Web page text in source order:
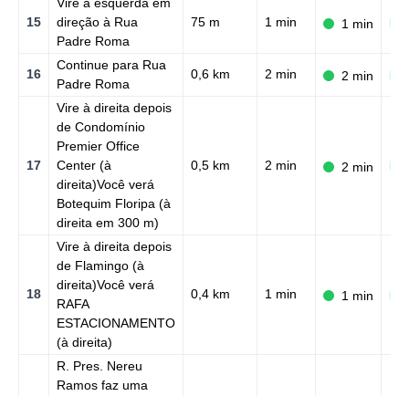
15
Vire à esquerda em
direção à Rua
Padre Roma
75 m 1 min 1 min
16
Continue para Rua
Padre Roma
0,6 km 2 min 2 min
17
Vire à direita depois
de Condomínio
Premier Office
Center (à
direita)Você verá
Botequim Floripa (à
direita em 300 m)
0,5 km 2 min 2 min
18
Vire à direita depois
de Flamingo (à
direita)Você verá
RAFA
ESTACIONAMENTO
(à direita)
0,4 km 1 min 1 min
R. Pres. Nereu
Ramos faz uma